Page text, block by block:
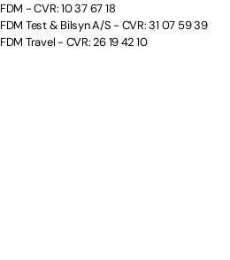
FDM - CVR: 10 37 67 18
FDM Test & Bilsyn A/S - CVR: 31 07 59 39
FDM Travel - CVR: 26 19 42 10